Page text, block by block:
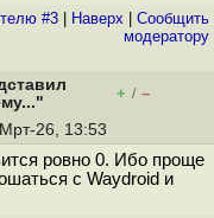
#3 Наверх
Cообщить
модератору
+ / –
26, 13:53
ровно 0. Ибо проще
с Waydroid и